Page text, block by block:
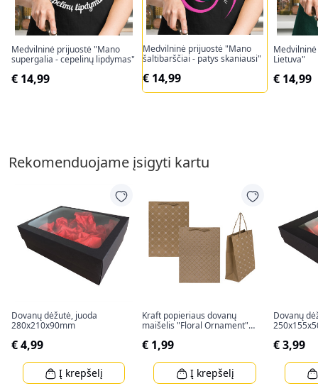
Medvilninė prijuostė "Mano
supergalia - cepelinų lipdymas"
€ 14,99
Medvilninė prijuostė "Mano
šaltibarščiai - patys skaniausi"
€ 14,99
Lietuva"
€ 14,99
Rekomenduojame įsigyti kartu
Dovanų dėžutė, juoda
280x210x90mm
€ 4,99
Į krepšelį
Kraft popieriaus dovanų
maišelis "Floral Ornament"
€ 1,99
Į krepšelį
Dovanų
€ 3,99